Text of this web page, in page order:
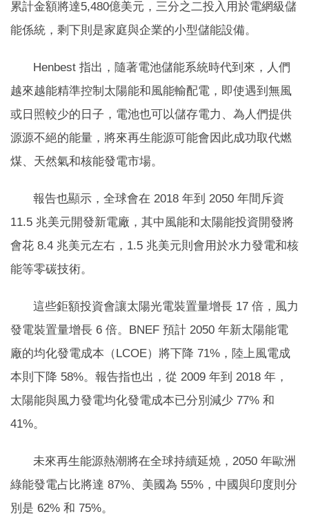
累計金額將達5,480億美元，三分之二投入用於電網級儲
能係統，剩下則是家庭與企業的小型儲能設備。
Henbest 指出，隨著電池儲能系統時代到來，人們
越來越能精準控制太陽能和風能輸配電，即使遇到無風
或日照較少的日子，電池也可以儲存電力、為人們提供
源源不絕的能量，將來再生能源可能會因此成功取代燃
煤、天然氣和核能發電市場。
報告也顯示，全球會在 2018 年到 2050 年間斥資
11.5 兆美元開發新電廠，其中風能和太陽能投資開發將
會花 8.4 兆美元左右，1.5 兆美元則會用於水力發電和核
能等零碳技術。
這些鉅額投資會讓太陽光電裝置量增長 17 倍，風力
發電裝置量增長 6 倍。BNEF 預計 2050 年新太陽能電
廠的均化發電成本（LCOE）將下降 71%，陸上風電成
本則下降 58%。報告指也出，從 2009 年到 2018 年，
太陽能與風力發電均化發電成本已分別減少 77% 和
41%。
未來再生能源熱潮將在全球持續延燒，2050 年歐洲
綠能發電占比將達 87%、美國為 55%，中國與印度則分
別是 62% 和 75%。